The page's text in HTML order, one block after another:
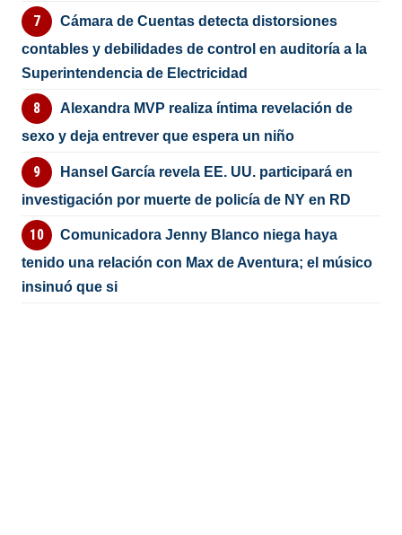
Cámara de Cuentas detecta distorsiones
contables y debilidades de control en auditoría a la
Superintendencia de Electricidad
Alexandra MVP realiza íntima revelación de
sexo y deja entrever que espera un niño
Hansel García revela EE. UU. participará en
investigación por muerte de policía de NY en RD
Comunicadora Jenny Blanco niega haya
tenido una relación con Max de Aventura; el músico
insinuó que si